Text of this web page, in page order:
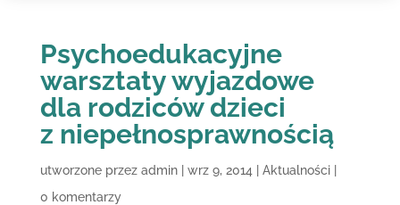
Psychoedukacyjne
warsztaty wyjazdowe
dla rodziców dzieci
z niepełnosprawnością
utworzone przez admin| wrz 9, 2014 Aktualności|
0 komentarzy